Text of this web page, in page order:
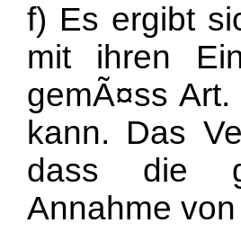
f) Es ergibt
mit ihren
gemÃ¤ss
kann. Das
dass die
Annahme